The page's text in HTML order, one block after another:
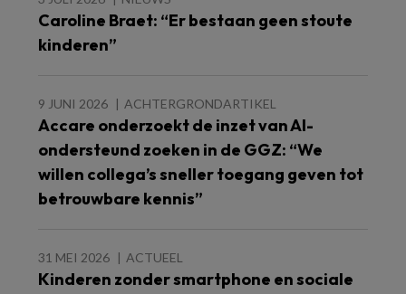
Caroline Braet: “Er bestaan geen stoute
kinderen”
9 JUNI 2026 ACHTERGRONDARTIKEL
Accare onderzoekt de inzet van AI-
ondersteund zoeken in de GGZ: “We
willen collega’s sneller toegang geven tot
betrouwbare kennis”
31 MEI 2026 ACTUEEL
Kinderen zonder smartphone en sociale